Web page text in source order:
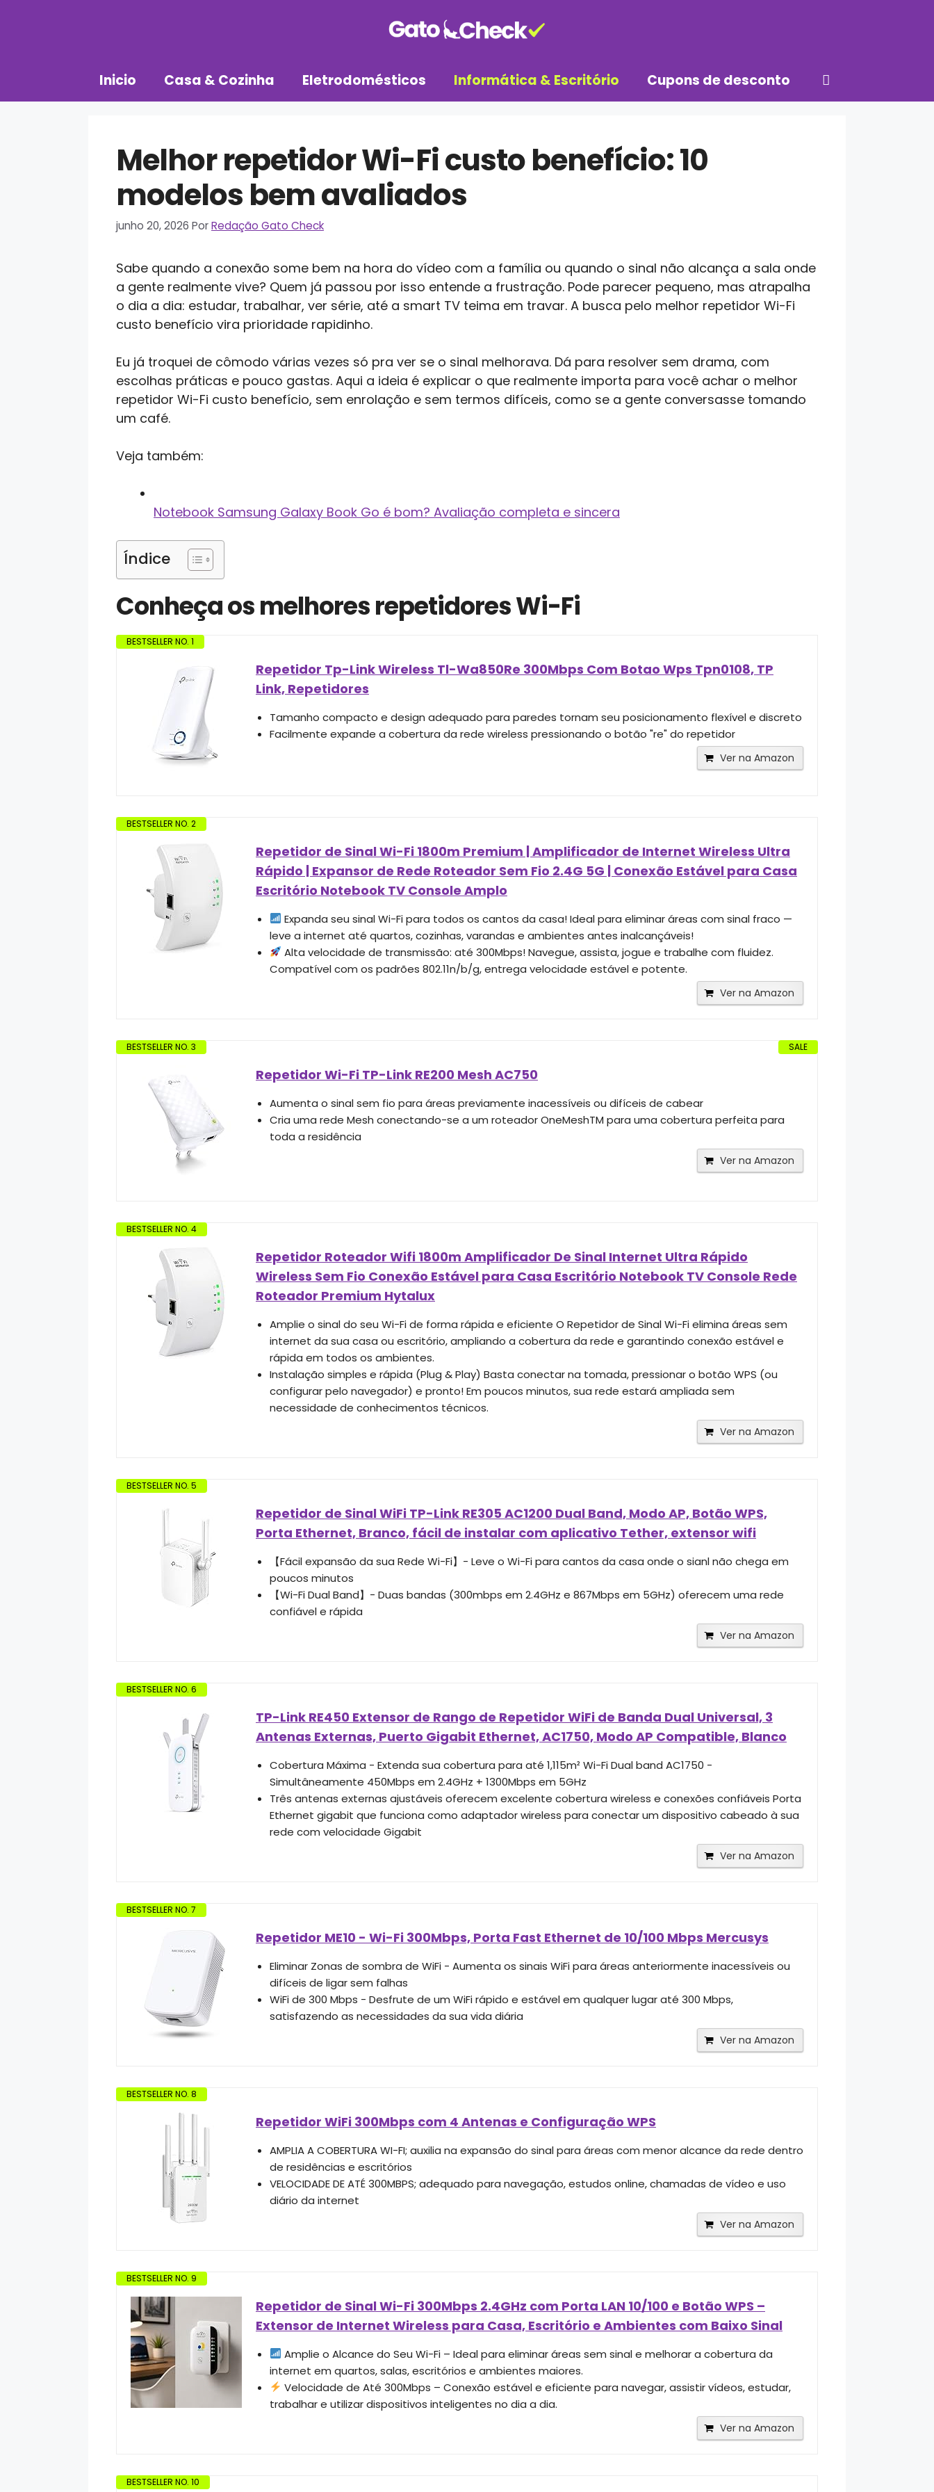
Inicio Casa & Cozinha Eletrodomésticos Informática & Escritório Cupons de desconto
Melhor repetidor Wi-Fi custo benefício: 10
modelos bem avaliados
junho 20, 2026 PorRedação Gato Check
Sabe quando a conexão some bem na hora do vídeo com a família ou quando o sinal não alcança a sala onde
a gente realmente vive? Quem já passou por isso entende a frustração. Pode parecer pequeno, mas atrapalha
o dia a dia: estudar, trabalhar, ver série, até a smart TV teima em travar. A busca pelo melhor repetidor Wi-Fi
custo benefício vira prioridade rapidinho.
Eu já troquei de cômodo várias vezes só pra ver se o sinal melhorava. Dá para resolver sem drama, com
escolhas práticas e pouco gastas. Aqui a ideia é explicar o que realmente importa para você achar o melhor
repetidor Wi-Fi custo benefício, sem enrolação e sem termos difíceis, como se a gente conversasse tomando
um café.
Veja também:
Notebook Samsung Galaxy Book Go é bom? Avaliação completa e sincera
Índice
Conheça os melhores repetidores Wi-Fi
BESTSELLER NO. 1
Repetidor Tp-Link Wireless Tl-Wa850Re 300Mbps Com Botao Wps Tpn0108, TP
Link, Repetidores
Tamanho compacto e design adequado para paredes tornam seu posicionamento flexível e discreto
Facilmente expande a cobertura da rede wireless pressionando o botão "re" do repetidor
Ver na Amazon
BESTSELLER NO. 2
Repetidor de Sinal Wi-Fi 1800m Premium | Amplificador de Internet Wireless Ultra
Rápido | Expansor de Rede Roteador Sem Fio 2.4G 5G | Conexão Estável para Casa
Escritório Notebook TV Console Amplo
Expanda seu sinal Wi-Fi para todos os cantos da casa! Ideal para eliminar áreas com sinal fraco —
leve a internet até quartos, cozinhas, varandas e ambientes antes inalcançáveis!
Alta velocidade de transmissão: até 300Mbps! Navegue, assista, jogue e trabalhe com fluidez.
Compatível com os padrões 802.11n/b/g, entrega velocidade estável e potente.
Ver na Amazon
SALE
BESTSELLER NO. 3
Repetidor Wi-Fi TP-Link RE200 Mesh AC750
Aumenta o sinal sem fio para áreas previamente inacessíveis ou difíceis de cabear
Cria uma rede Mesh conectando-se a um roteador OneMeshTM para uma cobertura perfeita para
toda a residência
Ver na Amazon
BESTSELLER NO. 4
Repetidor Roteador Wifi 1800m Amplificador De Sinal Internet Ultra Rápido
Wireless Sem Fio Conexão Estável para Casa Escritório Notebook TV Console Rede
Roteador Premium Hytalux
Amplie o sinal do seu Wi-Fi de forma rápida e eficiente O Repetidor de Sinal Wi-Fi elimina áreas sem
internet da sua casa ou escritório, ampliando a cobertura da rede e garantindo conexão estável e
rápida em todos os ambientes.
Instalação simples e rápida (Plug & Play) Basta conectar na tomada, pressionar o botão WPS (ou
configurar pelo navegador) e pronto! Em poucos minutos, sua rede estará ampliada sem
necessidade de conhecimentos técnicos.
Ver na Amazon
BESTSELLER NO. 5
Repetidor de Sinal WiFi TP-Link RE305 AC1200 Dual Band, Modo AP, Botão WPS,
Porta Ethernet, Branco, fácil de instalar com aplicativo Tether, extensor wifi
【Fácil expansão da sua Rede Wi-Fi】- Leve o Wi-Fi para cantos da casa onde o sianl não chega em
poucos minutos
【Wi-Fi Dual Band】- Duas bandas (300mbps em 2.4GHz e 867Mbps em 5GHz) oferecem uma rede
confiável e rápida
Ver na Amazon
BESTSELLER NO. 6
TP-Link RE450 Extensor de Rango de Repetidor WiFi de Banda Dual Universal, 3
Antenas Externas, Puerto Gigabit Ethernet, AC1750, Modo AP Compatible, Blanco
Cobertura Máxima - Extenda sua cobertura para até 1,115m² Wi-Fi Dual band AC1750 -
Simultâneamente 450Mbps em 2.4GHz + 1300Mbps em 5GHz
Três antenas externas ajustáveis oferecem excelente cobertura wireless e conexões confiáveis Porta
Ethernet gigabit que funciona como adaptador wireless para conectar um dispositivo cabeado à sua
rede com velocidade Gigabit
Ver na Amazon
BESTSELLER NO. 7
Repetidor ME10 - Wi-Fi 300Mbps, Porta Fast Ethernet de 10/100 Mbps Mercusys
Eliminar Zonas de sombra de WiFi - Aumenta os sinais WiFi para áreas anteriormente inacessíveis ou
difíceis de ligar sem falhas
WiFi de 300 Mbps - Desfrute de um WiFi rápido e estável em qualquer lugar até 300 Mbps,
satisfazendo as necessidades da sua vida diária
Ver na Amazon
BESTSELLER NO. 8
Repetidor WiFi 300Mbps com 4 Antenas e Configuração WPS
AMPLIA A COBERTURA WI-FI; auxilia na expansão do sinal para áreas com menor alcance da rede dentro
de residências e escritórios
VELOCIDADE DE ATÉ 300MBPS; adequado para navegação, estudos online, chamadas de vídeo e uso
diário da internet
Ver na Amazon
BESTSELLER NO. 9
Repetidor de Sinal Wi-Fi 300Mbps 2.4GHz com Porta LAN 10/100 e Botão WPS –
Extensor de Internet Wireless para Casa, Escritório e Ambientes com Baixo Sinal
Amplie o Alcance do Seu Wi-Fi – Ideal para eliminar áreas sem sinal e melhorar a cobertura da
internet em quartos, salas, escritórios e ambientes maiores.
Velocidade de Até 300Mbps – Conexão estável e eficiente para navegar, assistir vídeos, estudar,
trabalhar e utilizar dispositivos inteligentes no dia a dia.
Ver na Amazon
BESTSELLER NO. 10